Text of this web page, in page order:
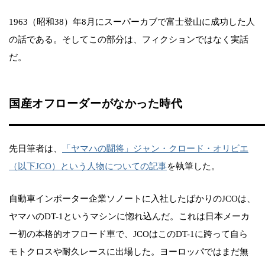
1963（昭和38）年8月にスーパーカブで富士登山に成功した人
の話である。そしてこの部分は、フィクションではなく実話
だ。
国産オフローダーがなかった時代
先日筆者は、
「ヤマハの闘将」ジャン・クロード・オリビエ
（以下JCO）という人物についての記事を執筆した。
自動車インポーター企業ソノートに入社したばかりのJCOは、
ヤマハのDT-1というマシンに惚れ込んだ。これは日本メーカ
ー初の本格的オフロード車で、JCOはこのDT-1に跨って自ら
モトクロスや耐久レースに出場した。ヨーロッパではまだ無